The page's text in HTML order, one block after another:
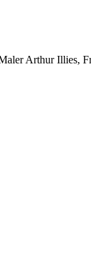
Arthur Illies,